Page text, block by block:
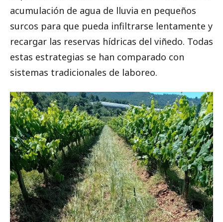
acumulación de agua de lluvia en pequeños
surcos para que pueda infiltrarse lentamente y
recargar las reservas hídricas del viñedo. Todas
estas estrategias se han comparado con
sistemas tradicionales de laboreo.